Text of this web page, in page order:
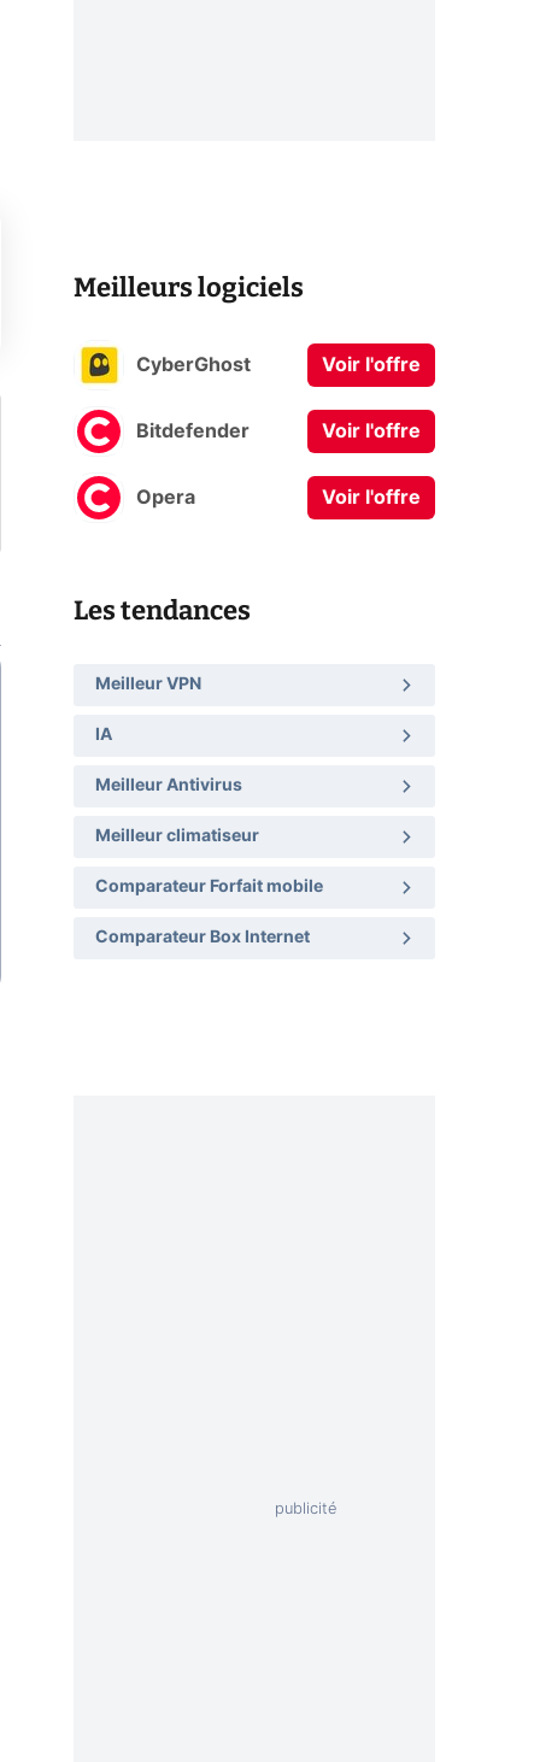
Meilleurs logiciels
CyberGhost Voir l'offre
Bitdefender Voir l'offre
Opera Voir l'offre
Les tendances
Meilleur VPN
IA
Meilleur Antivirus
Meilleur climatiseur
Comparateur Forfait mobile
Comparateur Box Internet